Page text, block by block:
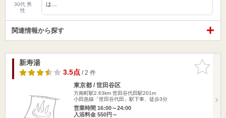
30代 男
性
は…
関連情報から探す
お気に入
りに追加
新寿湯
3.5点/ 2 件
東京都 / 世田谷区
方南町駅2.63km 世田谷代田駅201m
小田急線「世田谷代田」駅下車、徒歩3分
営業時間 16:00～24:00
入浴料金 550円～